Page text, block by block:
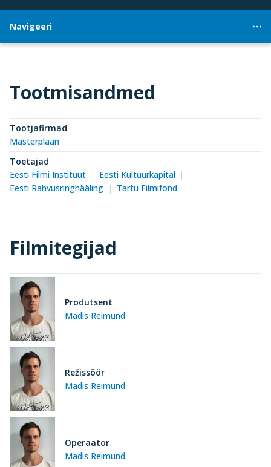
Navigeeri
Tootmisandmed
Tootjafirmad
Masterplaan
Toetajad
Eesti Filmi Instituut
Eesti Kultuurkapital
Eesti Rahvusringhääling
Tartu Filmifond
Filmitegijad
Madis Reimund
Produtsent
Madis Reimund
Režissöör
Madis Reimund
Operaator